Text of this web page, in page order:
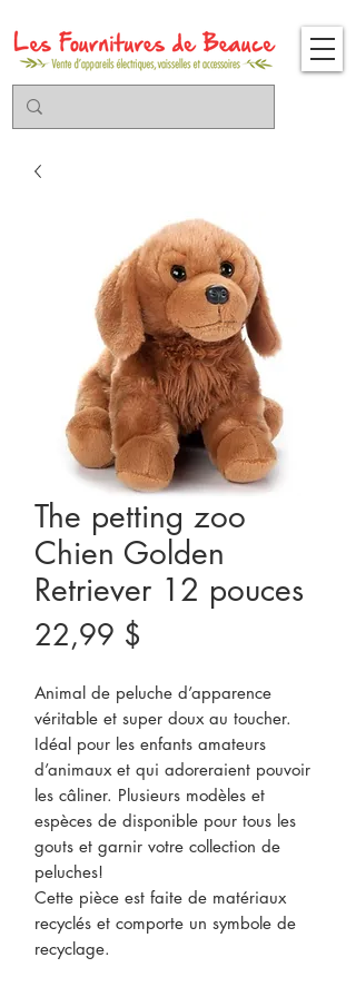
The petting zoo
Chien Golden
Retriever 12 pouces
22,99 $
Animal de peluche d’apparence
véritable et super doux au toucher.
Idéal pour les enfants amateurs
d’animaux et qui adoreraient pouvoir
les câliner. Plusieurs modèles et
espèces de disponible pour tous les
gouts et garnir votre collection de
peluches!
Cette pièce est faite de matériaux
recyclés et comporte un symbole de
recyclage.